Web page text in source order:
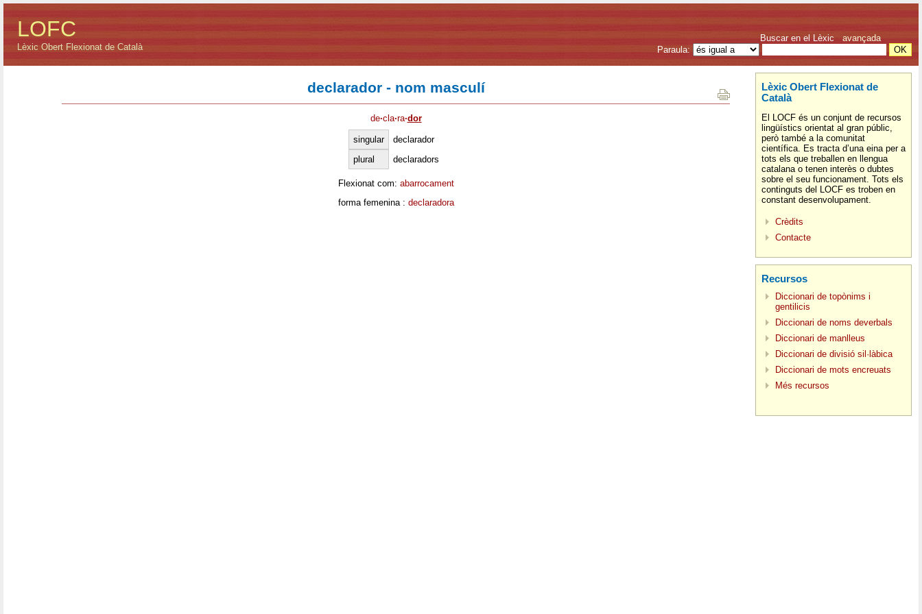
LOFC
Lèxic Obert Flexionat de Català
Buscar en el Lèxic avançada
Paraula:
declarador - nom masculí
de·cla·ra·dor
singular
declarador
plural
declaradors
Flexionat com: abarrocament
forma femenina : declaradora
Lèxic Obert Flexionat de
Català
El LOCF és un conjunt de recursos
lingüístics orientat al gran públic,
però també a la comunitat
científica. Es tracta d’una eina per a
tots els que treballen en llengua
catalana o tenen interès o dubtes
sobre el seu funcionament. Tots els
continguts del LOCF es troben en
constant desenvolupament.
Crèdits
Contacte
Recursos
Diccionari de topònims i
gentilicis
Diccionari de noms deverbals
Diccionari de manlleus
Diccionari de divisió sil·làbica
Diccionari de mots encreuats
Més recursos